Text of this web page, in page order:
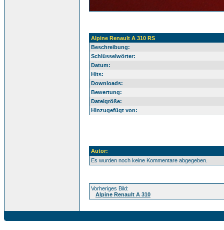
Alpine Renault A 310 RS
Beschreibung:
Schlüsselwörter:
Datum:
Hits:
Downloads:
Bewertung:
Dateigröße:
Hinzugefügt von:
Autor:
Es wurden noch keine Kommentare abgegeben.
Vorheriges Bild:
Alpine Renault A 310